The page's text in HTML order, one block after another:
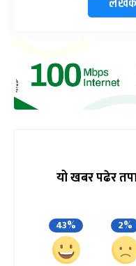
यो खबर पढेर
43% 2%